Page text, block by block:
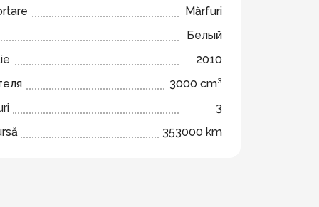
Mărfuri
Белый
2010
3000 cm³
3
353000 km